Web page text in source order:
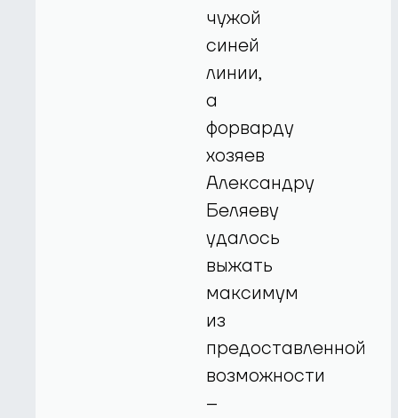
чужой
синей
линии,
а
форварду
хозяев
Александру
Беляеву
удалось
выжать
максимум
из
предоставленной
возможности
–